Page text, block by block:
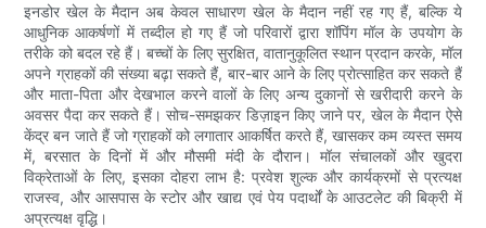
इनडोर खेल के मैदान अब केवल साधारण खेल के मैदान नहीं रह गए हैं, बल्कि ये
आधुनिक आकर्षणों में तब्दील हो गए हैं जो परिवारों द्वारा शॉपिंग मॉल के उपयोग के
तरीके को बदल रहे हैं। बच्चों के लिए सुरक्षित, वातानुकूलित स्थान प्रदान करके, मॉल
अपने ग्राहकों की संख्या बढ़ा सकते हैं, बार-बार आने के लिए प्रोत्साहित कर सकते हैं
और माता-पिता और देखभाल करने वालों के लिए अन्य दुकानों से खरीदारी करने के
अवसर पैदा कर सकते हैं। सोच-समझकर डिज़ाइन किए जाने पर, खेल के मैदान ऐसे
केंद्र बन जाते हैं जो ग्राहकों को लगातार आकर्षित करते हैं, खासकर कम व्यस्त समय
में, बरसात के दिनों में और मौसमी मंदी के दौरान। मॉल संचालकों और खुदरा
विक्रेताओं के लिए, इसका दोहरा लाभ है: प्रवेश शुल्क और कार्यक्रमों से प्रत्यक्ष
राजस्व, और आसपास के स्टोर और खाद्य एवं पेय पदार्थों के आउटलेट की बिक्री में
अप्रत्यक्ष वृद्धि।